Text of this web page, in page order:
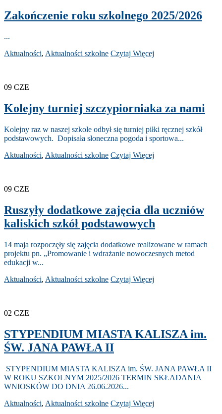
Zakończenie roku szkolnego 2025/2026
...
Aktualności, Aktualności szkolne Czytaj Więcej
09 CZE
Kolejny turniej szczypiorniaka za nami
Kolejny raz w naszej szkole odbył się turniej piłki ręcznej szkół
podstawowych. Dopisała słoneczna pogoda i sportowa...
Aktualności, Aktualności szkolne Czytaj Więcej
09 CZE
Ruszyły dodatkowe zajęcia dla uczniów
kaliskich szkół podstawowych
14 maja rozpoczęły się zajęcia dodatkowe realizowane w ramach
projektu pn. „Promowanie i wdrażanie nowoczesnych metod
edukacji w...
Aktualności, Aktualności szkolne Czytaj Więcej
02 CZE
STYPENDIUM MIASTA KALISZA im.
ŚW. JANA PAWŁA II
STYPENDIUM MIASTA KALISZA im. ŚW. JANA PAWŁA II
W ROKU SZKOLNYM 2025/2026 TERMIN SKŁADANIA
WNIOSKÓW DO DNIA 26.06.2026...
Aktualności, Aktualności szkolne Czytaj Więcej